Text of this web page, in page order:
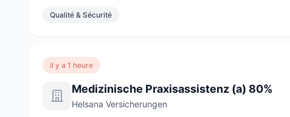
Qualité & Sécurité
il y a 1 heure
Medizinische Praxisassistenz (a) 80%
Helsana Versicherungen